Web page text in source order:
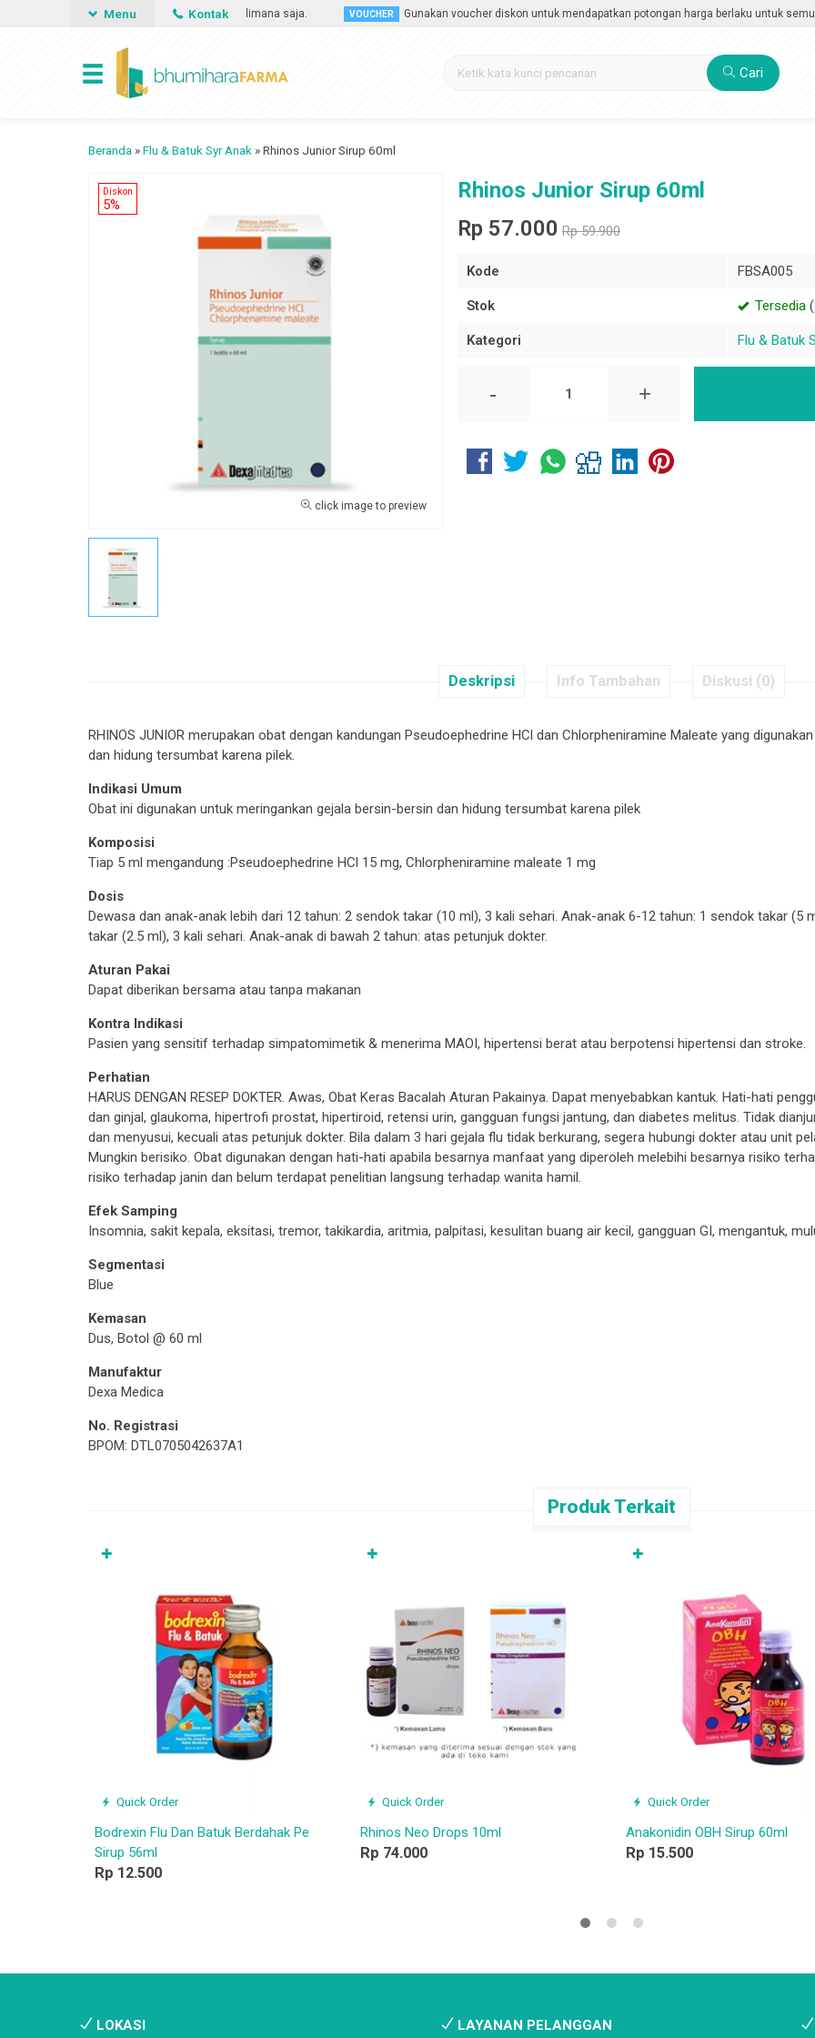
memesan obat apa saja, kapan saja dan dimana saja. VOUCHER Gunakan voucher diskon untuk mendapatkan potongan harga berlaku untuk semua
Menu Kontak
Cari
Beranda »Flu & Batuk Syr Anak »Rhinos Junior Sirup 60ml
click image to preview
Diskon
5%
Rhinos Junior Sirup 60ml
Rp 57.000 Rp 59.900
Kode FBSA005
Stok Tersedia
Kategori Flu & Batuk
- +
Deskripsi Info Tambahan Diskusi (0)
RHINOS JUNIOR merupakan obat dengan kandungan Pseudoephedrine HCl dan Chlorpheniramine Maleate yang
dan hidung tersumbat karena pilek.
Indikasi Umum
Obat ini digunakan untuk meringankan gejala bersin-bersin dan hidung tersumbat karena pilek
Komposisi
Tiap 5 ml mengandung :Pseudoephedrine HCl 15 mg, Chlorpheniramine maleate 1 mg
Dosis
Dewasa dan anak-anak lebih dari 12 tahun: 2 sendok takar (10 ml), 3 kali sehari. Anak-anak 6-12 tahun: 1 sendok takar (5
takar (2.5 ml), 3 kali sehari. Anak-anak di bawah 2 tahun: atas petunjuk dokter.
Aturan Pakai
Dapat diberikan bersama atau tanpa makanan
Kontra Indikasi
Pasien yang sensitif terhadap simpatomimetik & menerima MAOI, hipertensi berat atau berpotensi hipertensi dan stroke.
Perhatian
HARUS DENGAN RESEP DOKTER. Awas, Obat Keras Bacalah Aturan Pakainya. Dapat menyebabkan kantuk. Hati-hati
dan ginjal, glaukoma, hipertrofi prostat, hipertiroid, retensi urin, gangguan fungsi jantung, dan diabetes melitus. Tidak
dan menyusui, kecuali atas petunjuk dokter. Bila dalam 3 hari gejala flu tidak berkurang, segera hubungi dokter atau unit
Mungkin berisiko. Obat digunakan dengan hati-hati apabila besarnya manfaat yang diperoleh melebihi besarnya risiko
risiko terhadap janin dan belum terdapat penelitian langsung terhadap wanita hamil.
Efek Samping
Insomnia, sakit kepala, eksitasi, tremor, takikardia, aritmia, palpitasi, kesulitan buang air kecil, gangguan GI, mengantuk,
Segmentasi
Blue
Kemasan
Dus, Botol @ 60 ml
Manufaktur
Dexa Medica
No. Registrasi
BPOM: DTL0705042637A1
Produk Terkait
Quick Order
Bodrexin Flu Dan Batuk Berdahak Pe
Sirup 56ml
Rp 12.500
✚
Quick Order
Rhinos Neo Drops 10ml
Rp 74.000
✚
Quick Order
Anakonidin OBH Sirup 60ml
Rp 15.500
✚
LOKASI LAYANAN PELANGGAN